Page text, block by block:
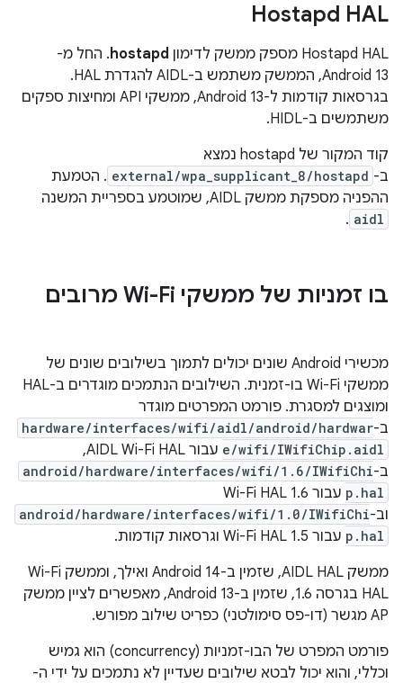
Hostapd HAL
‫Hostapd HAL מספק ממשק לדימון hostapd. החל מ-
Android 13, הממשק משתמש ב-AIDL להגדרת HAL.
בגרסאות קודמות ל-Android 13, ממשקי API ומחיצות ספקים
משתמשים ב-HIDL.
קוד המקור של hostapd נמצא
ב- external/wpa_supplicant_8/hostapd . הטמעת
ההפניה מספקת ממשק AIDL, שמוטמע בספריית המשנה
aidl
.
בו זמניות של ממשקי Wi-Fi מרובים
מכשירי Android שונים יכולים לתמוך בשילובים שונים של
ממשקי Wi-Fi בו-זמנית. השילובים הנתמכים מוגדרים ב-HAL
ומוצגים למסגרת. פורמט המפרטים מוגדר
ב-hardware/interfaces/wifi/aidl/android/hardwar
e/wifi/IWifiChip.aidl
עבור AIDL Wi-Fi HAL,
ב-android/hardware/interfaces/wifi/1.6/IWifiChi
p.hal
עבור Wi-Fi HAL 1.6
וב-android/hardware/interfaces/wifi/1.0/IWifiChi
p.hal עבור Wi-Fi HAL 1.5 וגרסאות קודמות.
ממשק AIDL HAL, שזמין ב-Android 14 ואילך, וממשק Wi-Fi
HAL בגרסה 1.6, שזמין ב-Android 13, מאפשרים לציין ממשק
AP מגשר (דו-פס סימולטני) כפריט שילוב מפורש.
פורמט המפרט של הבו-זמניות (concurrency) הוא גמיש
וכללי, והוא יכול לבטא שילובים שעדיין לא נתמכים על ידי ה-